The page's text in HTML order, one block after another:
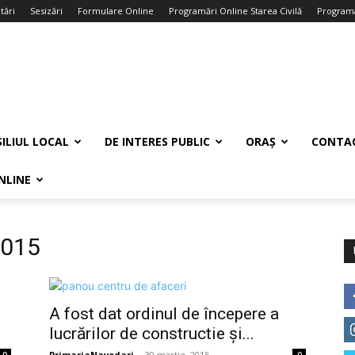
Sesizări Formulare Online Programări Online Starea Civilă
LOCAL DE INTERES PUBLIC ORAȘ
A fost dat ordinul de începere a
lucrărilor de constructie și...